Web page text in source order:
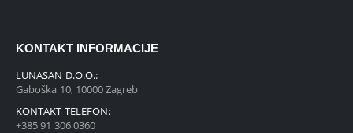
KONTAKT INFORMACIJE
LUNASAN D.O.O.:
Gaboška 10, 10000 Zagreb
KONTAKT TELEFON:
+385 91 306 0360